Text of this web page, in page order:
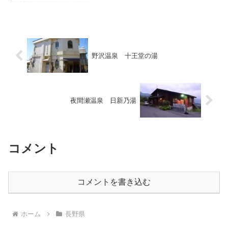
野沢温泉 十王堂の湯
夜間瀬温泉 日新乃湯
コメント
コメントを書き込む
ホーム 長野県